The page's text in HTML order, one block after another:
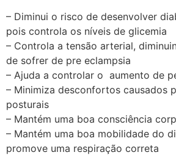
– Diminui o risco de desenvolver
pois controla os níveis de glicemia
– Controla a tensão arterial,
de sofrer de pre eclampsia
– Ajuda a controlar o aumento de
– Minimiza desconfortos causados
posturais
– Mantém uma boa consciência
– Mantém uma boa mobilidade do
promove uma respiração correta